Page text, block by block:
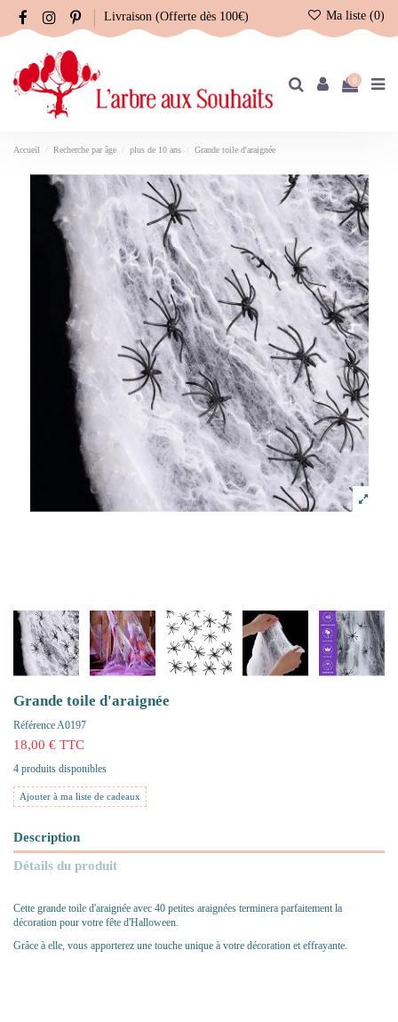
Livraison (Offerte dès 100€) Ma liste (0)
0
Accueil Recherche par âge plus de 10 ans Grande toile d'araignée
Grande toile d'araignée
RéférenceA0197
18,00 € TTC
4 produits disponibles
Ajouter à ma liste de cadeaux
Description
Détails du produit
Cette grande toile d'araignée avec 40 petites araignées terminera parfaitement la
décoration pour votre fête d'Halloween.
Grâce à elle, vous apporterez une touche unique à votre décoration et effrayante.